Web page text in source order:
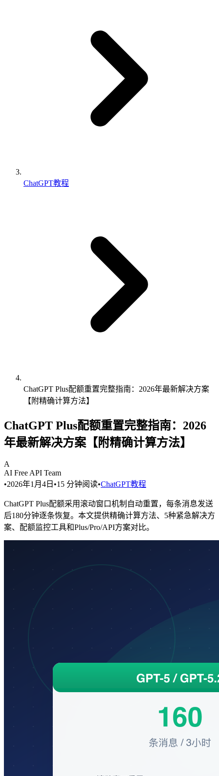
ChatGPT教程
ChatGPT Plus配额重置完整指南：2026年最新解决方案
【附精确计算方法】
ChatGPT Plus配额重置完整指南：2026
年最新解决方案【附精确计算方法】
A
AI Free API Team
•2026年1月4日 •15 分钟阅读•ChatGPT教程
ChatGPT Plus配额采用滚动窗口机制自动重置，每条消息发送
后180分钟逐条恢复。本文提供精确计算方法、5种紧急解决方
案、配额监控工具和Plus/Pro/API方案对比。